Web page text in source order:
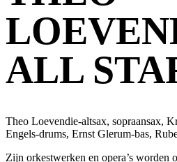
ALL
Theo Loevendie-altsax, sopraansax,
Engels-drums, Ernst Glerum-bas,
Zijn orkestwerken en opera’s worden